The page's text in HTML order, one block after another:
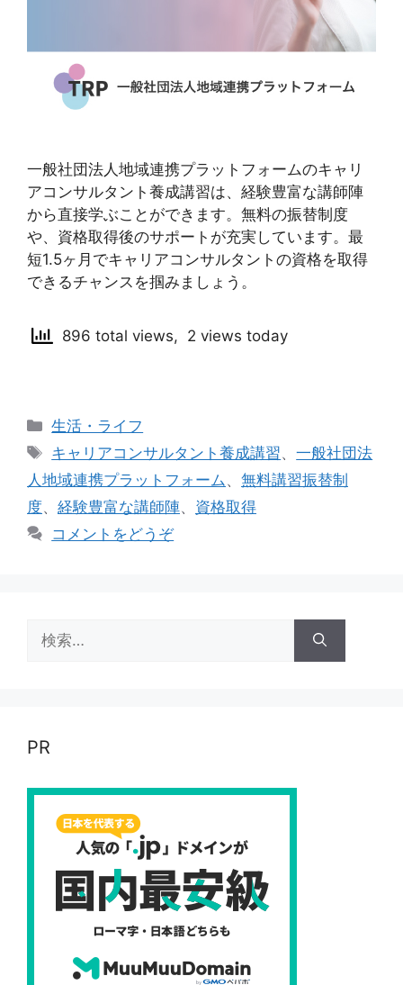
一般社団法人地域連携プラットフォームのキャリ
アコンサルタント養成講習は、経験豊富な講師陣
から直接学ぶことができます。無料の振替制度
や、資格取得後のサポートが充実しています。最
短1.5ヶ月でキャリアコンサルタントの資格を取得
できるチャンスを掴みましょう。
896 total views, 2 views today
カ
テ
ゴ
リ
ー
生活・ライフ
タ
グ
キャリアコンサルタント養成講習、一般社団法
人地域連携プラットフォーム 、 無料講習振替制
度、 経験豊富な講師陣、 資格取得
コメントをどうぞ
索:
PR